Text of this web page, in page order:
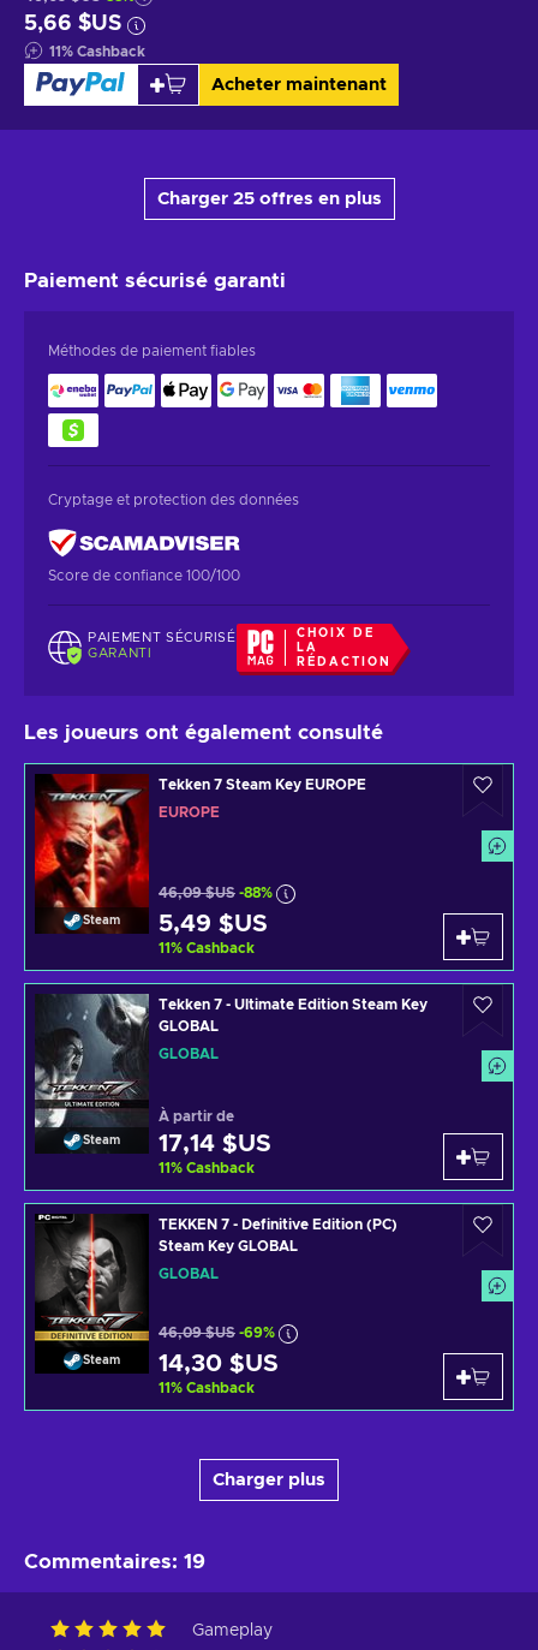
5,66 $US
11% Cashback
Acheter maintenant
Charger 25 offres en plus
Paiement sécurisé garanti
Méthodes de paiement fiables
Cryptage et protection des données
Score de confiance 100/100
PAIEMENT SÉCURISÉ
GARANTI
CHOIX DE
LA
RÉDACTION
Les joueurs ont également consulté
Steam
Tekken 7 Steam Key EUROPE
EUROPE
46,09 $US -88%
5,49 $US
11% Cashback
Steam
Tekken 7 - Ultimate Edition Steam Key
GLOBAL
GLOBAL
À partir de
17,14 $US
11% Cashback
Steam
TEKKEN 7 - Definitive Edition (PC)
Steam Key GLOBAL
GLOBAL
46,09 $US -69%
14,30 $US
11% Cashback
Charger plus
Commentaires: 19
Gameplay